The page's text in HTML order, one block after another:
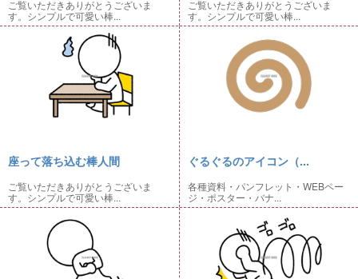
ご覧いただきありがとうございま
す。シンプルで可愛い棒...
ご覧いただきありがとうございま
す。シンプルで可愛い棒...
座って落ち込む棒人間
ご覧いただきありがとうございま
す。シンプルで可愛い棒...
ぐるぐるのアイコン（...
各種資料・パンフレット・WEBペー
ジ・ポスター・バナ...